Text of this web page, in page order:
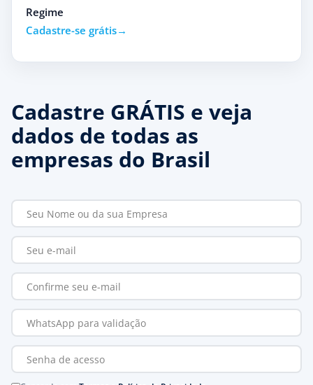
Regime
Cadastre-se grátis
Cadastre GRÁTIS e veja
dados de todas as
empresas do Brasil